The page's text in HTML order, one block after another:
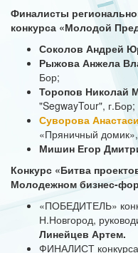
Финалисты
конкурса «Молодой
Соколов Андрей
Рыжова Анжела
Бор;
Торопов Николай
"SegwayTour", г.Бор;
Суворова
«Пряничный
Мишин Егор
Конкурс «Битва
Молодежном бизнес-
«ПОБЕДИТЕЛЬ»
Н.Новгород,
Линейцев Артем.
ФИНАЛИСТ